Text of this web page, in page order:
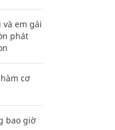
em gái
phát
cơ
bao giờ